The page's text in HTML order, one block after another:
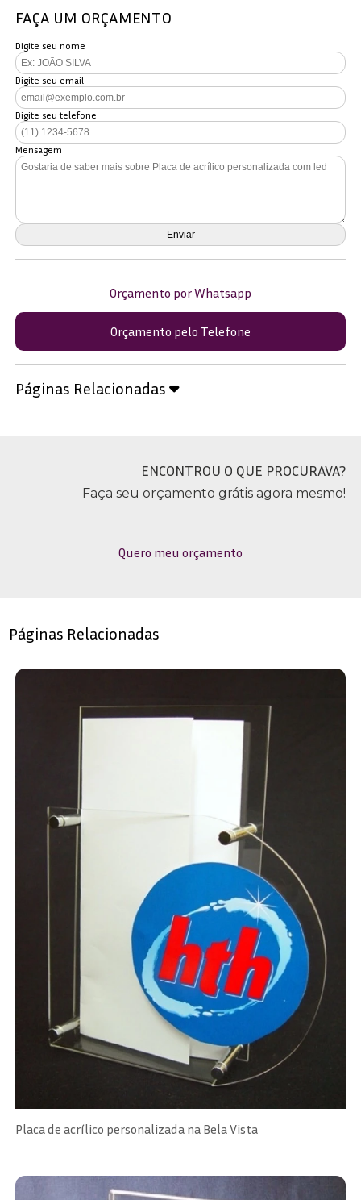
FAÇA UM ORÇAMENTO
Digite seu nome
Digite seu email
Digite seu telefone
Mensagem
Orçamento por Whatsapp
Orçamento pelo Telefone
Páginas Relacionadas
ENCONTROU O QUE PROCURAVA?
Faça seu orçamento grátis agora mesmo!
Quero meu orçamento
Páginas Relacionadas
Placa de acrílico personalizada na Bela Vista